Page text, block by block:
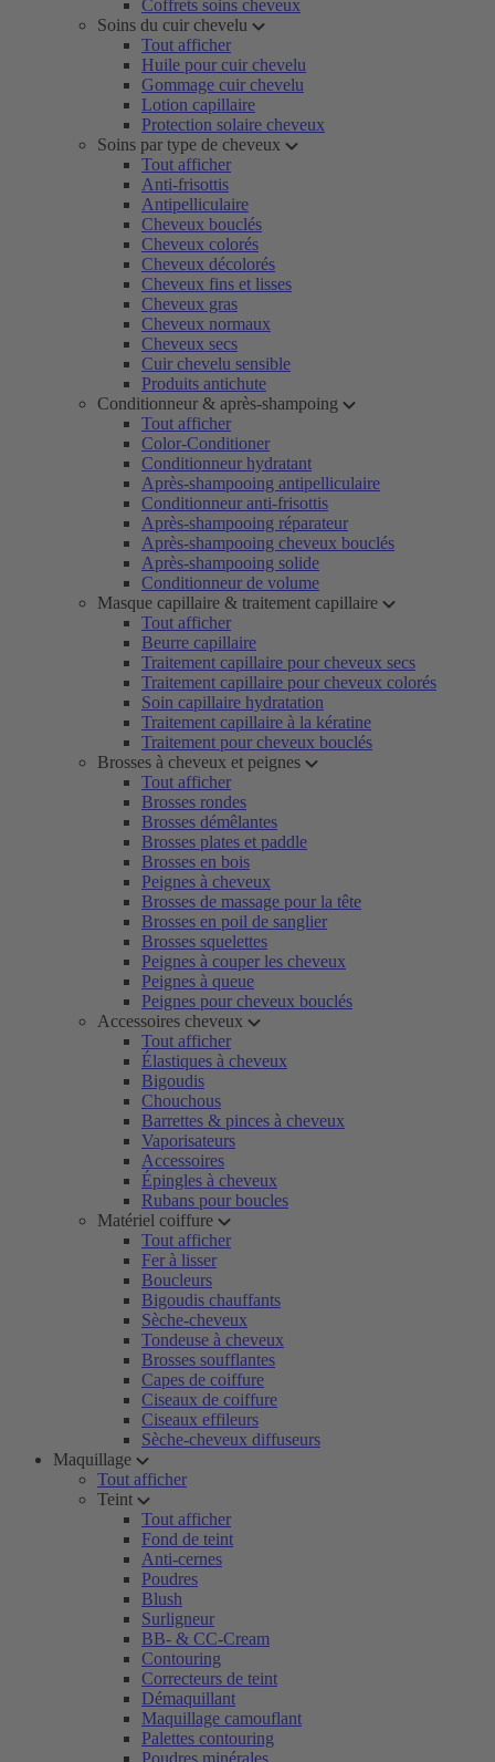
Coffrets soins cheveux
Soins du cuir chevelu
Tout afficher
Huile pour cuir chevelu
Gommage cuir chevelu
Lotion capillaire
Protection solaire cheveux
Soins par type de cheveux
Tout afficher
Anti-frisottis
Antipelliculaire
Cheveux bouclés
Cheveux colorés
Cheveux décolorés
Cheveux fins et lisses
Cheveux gras
Cheveux normaux
Cheveux secs
Cuir chevelu sensible
Produits antichute
Conditionneur & après-shampoing
Tout afficher
Color-Conditioner
Conditionneur hydratant
Après-shampooing antipelliculaire
Conditionneur anti-frisottis
Après-shampooing réparateur
Après-shampooing cheveux bouclés
Après-shampooing solide
Conditionneur de volume
Masque capillaire & traitement capillaire
Tout afficher
Beurre capillaire
Traitement capillaire pour cheveux secs
Traitement capillaire pour cheveux colorés
Soin capillaire hydratation
Traitement capillaire à la kératine
Traitement pour cheveux bouclés
Brosses à cheveux et peignes
Tout afficher
Brosses rondes
Brosses démêlantes
Brosses plates et paddle
Brosses en bois
Peignes à cheveux
Brosses de massage pour la tête
Brosses en poil de sanglier
Brosses squelettes
Peignes à couper les cheveux
Peignes à queue
Peignes pour cheveux bouclés
Accessoires cheveux
Tout afficher
Élastiques à cheveux
Bigoudis
Chouchous
Barrettes & pinces à cheveux
Vaporisateurs
Accessoires
Épingles à cheveux
Rubans pour boucles
Matériel coiffure
Tout afficher
Fer à lisser
Boucleurs
Bigoudis chauffants
Sèche-cheveux
Tondeuse à cheveux
Brosses soufflantes
Capes de coiffure
Ciseaux de coiffure
Ciseaux effileurs
Sèche-cheveux diffuseurs
Maquillage
Tout afficher
Teint
Tout afficher
Fond de teint
Anti-cernes
Poudres
Blush
Surligneur
BB- & CC-Cream
Contouring
Correcteurs de teint
Démaquillant
Maquillage camouflant
Palettes contouring
Poudres minérales